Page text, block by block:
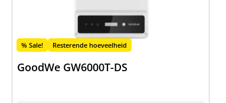
% Sale! Resterende hoeveelheid
GoodWe GW6000T-DS